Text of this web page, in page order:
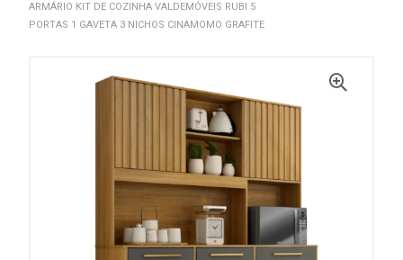
ARMÁRIO KIT DE COZINHA VALDEMÓVEIS RUBI 5
PORTAS 1 GAVETA 3 NICHOS CINAMOMO GRAFITE